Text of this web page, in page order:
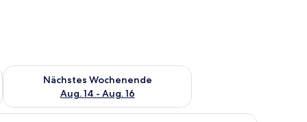
Aug. 7 - Aug. 9.
Nächstes Wochenende
Aug. 14 - Aug. 16
Überprüfe die Verfügbarkeit für nächstes Wochenende, Aug.
Bett, Blick auf Palmen und einem Sonnenuntergangsbild.
Ein Hotelzimmer mit einem Bett, einem